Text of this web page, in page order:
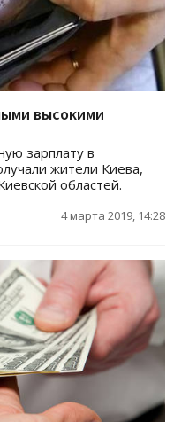
высокими
зарплату в
жители Киева,
областей.
4 марта 2019, 14:28